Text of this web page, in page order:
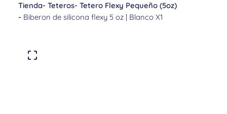
Tienda- Teteros- Tetero Flexy Pequeño (5oz)
- Biberon de silicona flexy 5 oz | Blanco X1